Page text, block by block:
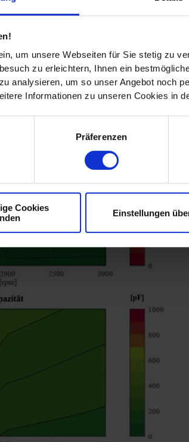
um unsere Webseiten für Sie stetig zu
zu erleichtern, Ihnen ein
analysieren, um so unser Angebot noch
Informationen zu unseren Cookies in
Präferenzen
Cookies
Einstellungen
mit FVA 3